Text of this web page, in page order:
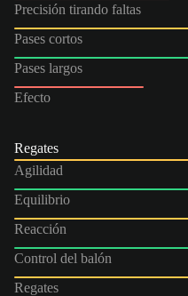
Precisión tirando faltas
Pases cortos
Pases largos
Efecto
Regates
Agilidad
Equilibrio
Reacción
Control del balón
Regates